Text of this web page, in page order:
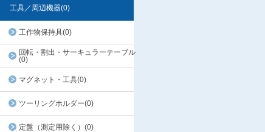
工具／周辺機器(0)
工作物保持具(0)
回転・割出・サーキュラーテーブル
(0)
マグネット・工具(0)
ツーリングホルダー(0)
定盤（測定用除く）(0)